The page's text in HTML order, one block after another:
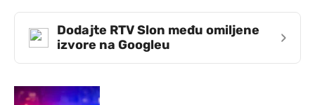
Dodajte RTV Slon među omiljene
izvore na Googleu
›